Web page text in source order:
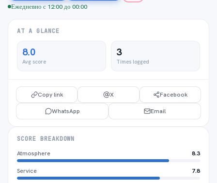
Ежедневно с 12:00 до 00:00
AT A GLANCE
8.0
Avg score
3
Times logged
Copy link X Facebook
WhatsApp Email
SCORE BREAKDOWN
Atmosphere
8.3
Service 7.8